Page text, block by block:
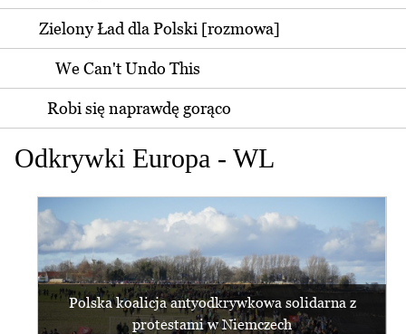
Zielony Ład dla Polski [rozmowa]
We Can't Undo This
Robi się naprawdę gorąco
Odkrywki Europa - WL
Polska koalicja antyodkrywkowa solidarna z
protestami w Niemczech